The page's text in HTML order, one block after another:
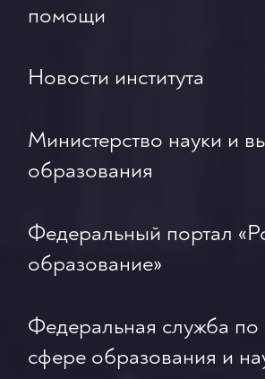
помощи
Новости института
Министерство науки и
образования
Федеральный портал
образование»
Федеральная служба по
сфере образования и